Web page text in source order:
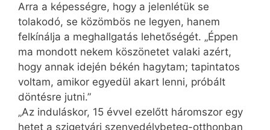
Arra a képességre, hogy a jelenlétük se
tolakodó, se közömbös ne legyen, hanem
felkínálja a meghallgatás lehetőségét. „Éppen
ma mondott nekem köszönetet valaki azért,
hogy annak idején békén hagytam; tapintatos
voltam, amikor egyedül akart lenni, próbált
döntésre jutni.”
„Az induláskor, 15 évvel ezelőtt háromszor egy
hetet a szigetvári szenvedélybeteg-otthonban